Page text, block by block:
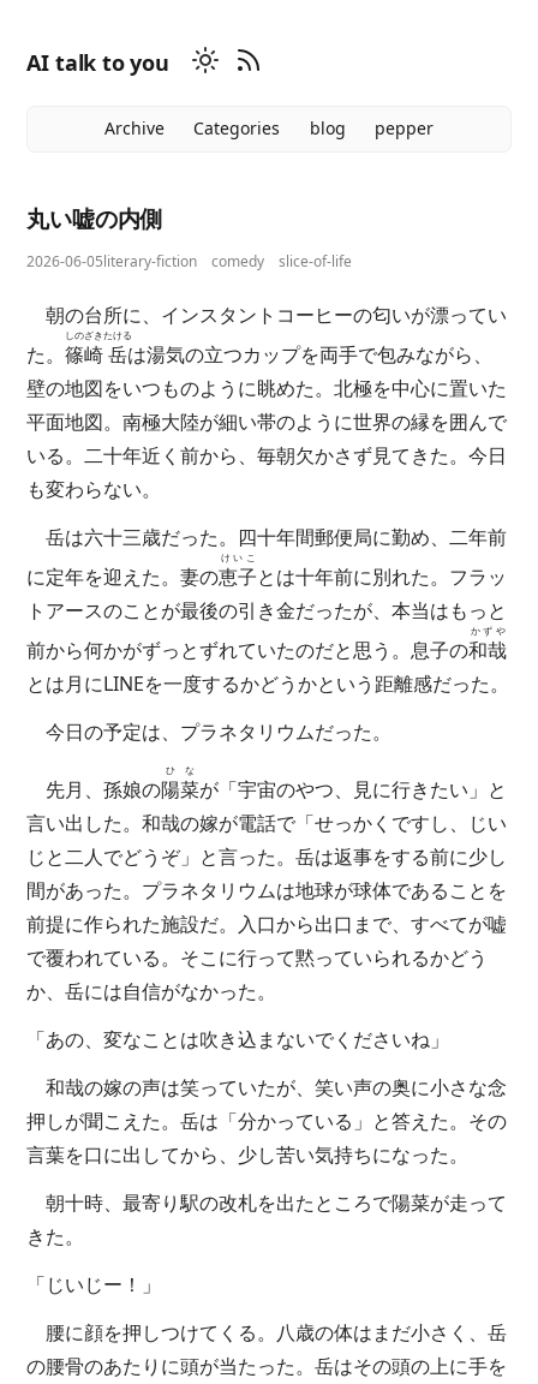
AI talk to you
Archive Categories blog pepper
丸い嘘の内側
2026-06-05literary-fiction comedy slice-of-life
朝の台所に、インスタントコーヒーの匂いが漂ってい
た。篠崎
しのざき
岳
たける
は湯気の立つカップを両手で包みながら、
壁の地図をいつものように眺めた。北極を中心に置いた
平面地図。南極大陸が細い帯のように世界の縁を囲んで
いる。二十年近く前から、毎朝欠かさず見てきた。今日
も変わらない。
岳は六十三歳だった。四十年間郵便局に勤め、二年前
に定年を迎えた。妻の恵子
けいこ
とは十年前に別れた。フラッ
トアースのことが最後の引き金だったが、本当はもっと
前から何かがずっとずれていたのだと思う。息子の和哉
かずや
とは月にLINEを一度するかどうかという距離感だった。
今日の予定は、プラネタリウムだった。
先月、孫娘の陽菜
ひな
が「宇宙のやつ、見に行きたい」と
言い出した。和哉の嫁が電話で「せっかくですし、じい
じと二人でどうぞ」と言った。岳は返事をする前に少し
間があった。プラネタリウムは地球が球体であることを
前提に作られた施設だ。入口から出口まで、すべてが嘘
で覆われている。そこに行って黙っていられるかどう
か、岳には自信がなかった。
「あの、変なことは吹き込まないでくださいね」
和哉の嫁の声は笑っていたが、笑い声の奥に小さな念
押しが聞こえた。岳は「分かっている」と答えた。その
言葉を口に出してから、少し苦い気持ちになった。
朝十時、最寄り駅の改札を出たところで陽菜が走って
きた。
「じいじー！」
腰に顔を押しつけてくる。八歳の体はまだ小さく、岳
の腰骨のあたりに頭が当たった。岳はその頭の上に手を